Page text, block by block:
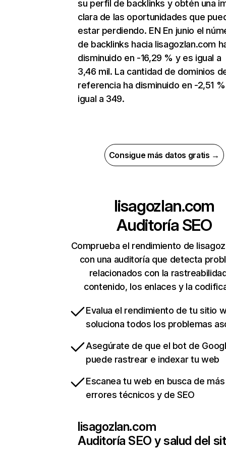
su perfil de backlinks y obtén una
clara de las oportunidades que
estar perdiendo. EN En junio el
de backlinks hacia lisagozlan.com
disminuido en -16,29 % y es igual a
3,46 mil. La cantidad de dominios
referencia ha disminuido en -2,51
igual a 349.
Consigue más datos gratis →
lisagozlan.com
Auditoría SEO
Comprueba el rendimiento de
con una auditoría que detecta
relacionados con la
contenido, los enlaces y la
Evalua el rendimiento de tu sitio
soluciona todos los problemas
Asegúrate de que el bot de
puede rastrear e indexar tu web
Escanea tu web en busca de
errores técnicos y de SEO
lisagozlan.com
Auditoría SEO y salud del